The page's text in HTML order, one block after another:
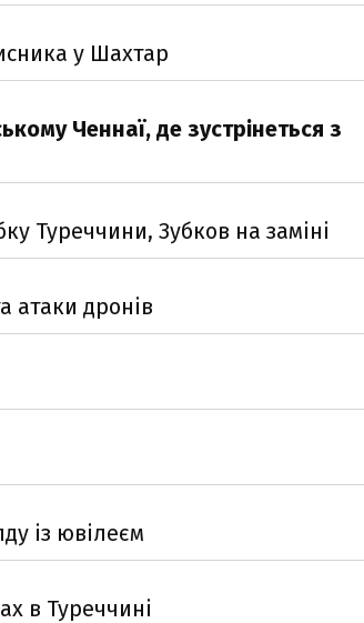
у Шахтар
Ченнаї, де зустрінеться з
Туреччини, Зубков на заміні
атаки дронів
із ювілеєм
в Туреччині